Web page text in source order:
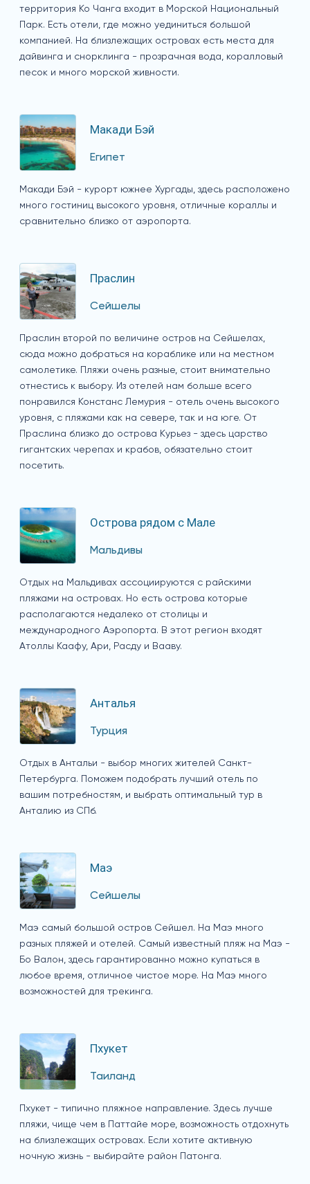
территория Ко Чанга входит в Морской Национальный
Парк. Есть отели, где можно уединиться большой
компанией. На близлежащих островах есть места для
дайвинга и снорклинга - прозрачная вода, коралловый
песок и много морской живности.
Макади Бэй
Египет
Макади Бэй - курорт южнее Хургады, здесь расположено
много гостиниц высокого уровня, отличные кораллы и
сравнительно близко от аэропорта.
Праслин
Сейшелы
Праслин второй по величине остров на Сейшелах,
сюда можно добраться на кораблике или на местном
самолетике. Пляжи очень разные, стоит внимательно
отнестись к выбору. Из отелей нам больше всего
понравился Констанс Лемурия - отель очень высокого
уровня, с пляжами как на севере, так и на юге. От
Праслина близко до острова Курьез - здесь царство
гигантских черепах и крабов, обязательно стоит
посетить.
Острова рядом с Мале
Мальдивы
Отдых на Мальдивах ассоциируются с райскими
пляжами на островах. Но есть острова которые
располагаются недалеко от столицы и
международного Аэропорта. В этот регион входят
Атоллы Каафу, Ари, Расду и Вааву.
Анталья
Турция
Отдых в Антальи - выбор многих жителей Санкт-
Петербурга. Поможем подобрать лучший отель по
вашим потребностям, и выбрать оптимальный тур в
Анталию из СПб.
Маэ
Сейшелы
Маэ самый большой остров Сейшел. На Маэ много
разных пляжей и отелей. Самый известный пляж на Маэ -
Бо Валон, здесь гарантированно можно купаться в
любое время, отличное чистое море. На Маэ много
возможностей для трекинга.
Пхукет
Таиланд
Пхукет - типично пляжное направление. Здесь лучше
пляжи, чище чем в Паттайе море, возможность отдохнуть
на близлежащих островах. Если хотите активную
ночную жизнь - выбирайте район Патонга.